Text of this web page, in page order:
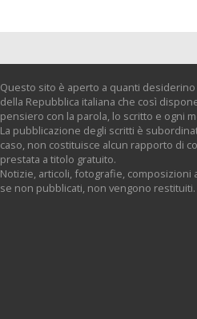
Questo sito è aperto a quanti
della Repubblica italiana che così
pensiero con la parola, lo scritto e ogni
La pubblicazione degli scritti è
caso, non costituisce alcun rapporto di
prestata a titolo gratuito.
Notizie, articoli, fotografie, composizioni
se non pubblicati, non vengono restituiti.